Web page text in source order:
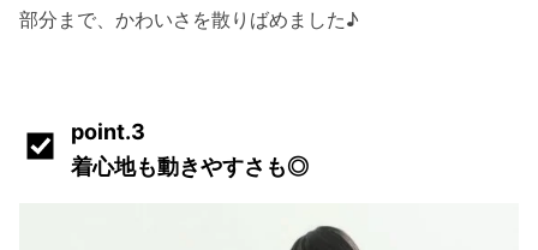
部分まで、かわいさを散りばめました♪
point.3
着心地も動きやすさも◎